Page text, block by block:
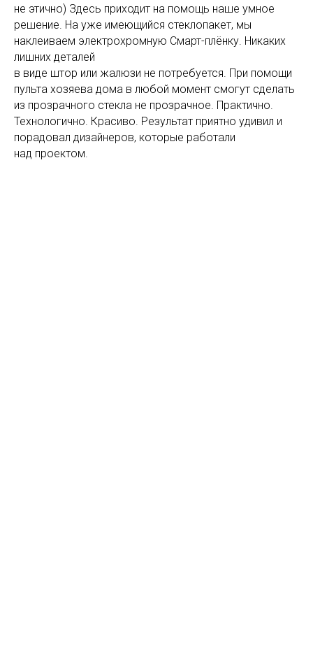
не этично) Здесь приходит на помощь наше умное
решение. На уже имеющийся стеклопакет, мы
наклеиваем электрохромную Смарт-плёнку. Никаких
лишних деталей
в виде штор или жалюзи не потребуется. При помощи
пульта хозяева дома в любой момент смогут сделать
из прозрачного стекла не прозрачное. Практично.
Технологично. Красиво. Результат приятно удивил и
порадовал дизайнеров, которые работали
над проектом.